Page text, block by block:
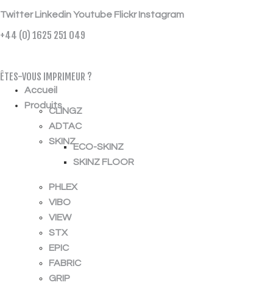
Twitter LinkedinYoutube Flickr Instagram
+44 (0) 1625 251 049
ÊTES-VOUS IMPRIMEUR ?
Accueil
Produits
CLINGZ
ADTAC
SKINZ
ECO-SKINZ
SKINZ FLOOR
PHLEX
VIBO
VIEW
STX
EPIC
FABRIC
GRIP